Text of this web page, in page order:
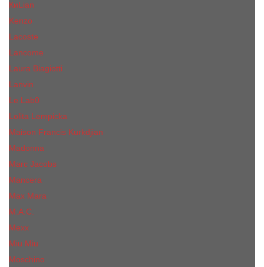
КиLian
Kenzo
Lacoste
Lancome
Laura Biagiotti
Lanvin
Lе Lab0
Lolita Lempicka
Maison Francis Kurkdjian
Madonna
Marc Jacobs
Mancera
Max Mara
M.А.C.
Mexx
Miu Miu
Mоsсhino